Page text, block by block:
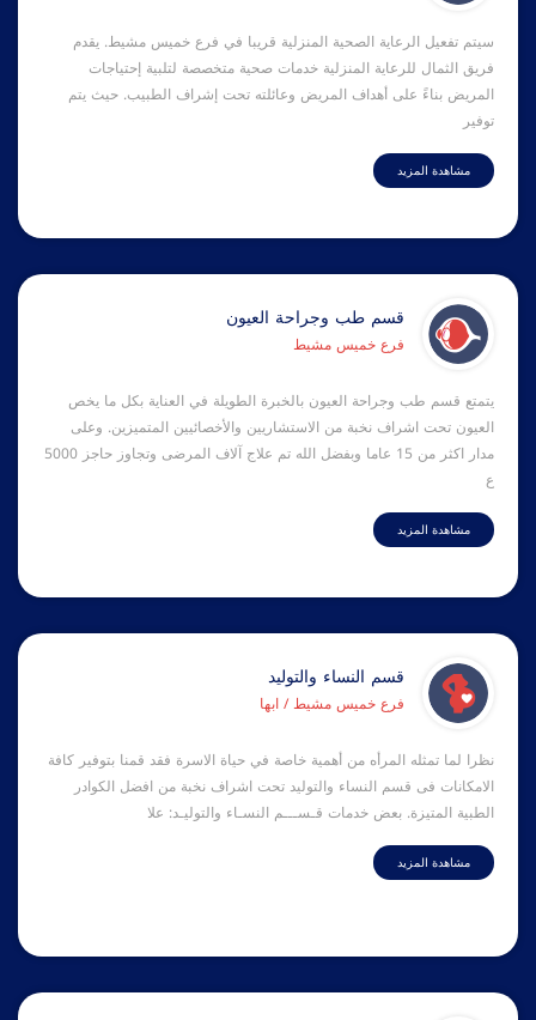
سيتم تفعيل الرعاية الصحية المنزلية قريبا في فرع خميس مشيط. يقدم
فريق الثمال للرعاية المنزلية خدمات صحية متخصصة لتلبية إحتياجات
المريض بناءً على أهداف المريض وعائلته تحت إشراف الطبيب. حيث يتم
توفير
مشاهدة المزيد
قسم طب وجراحة العيون
فرع خميس مشيط
يتمتع قسم طب وجراحة العيون بالخبرة الطويلة في العناية بكل ما يخص
العيون تحت اشراف نخبة من الاستشاريين والأخصائيين المتميزين. وعلى
مدار اكثر من 15 عاما وبفضل الله تم علاج آلاف المرضى وتجاوز حاجز 5000
ع
مشاهدة المزيد
قسم النساء والتوليد
فرع خميس مشيط / ابها
نظرا لما تمثله المرأه من أهمية خاصة في حياة الاسرة فقد قمنا بتوفير كافة
الامكانات فى قسم النساء والتوليد تحت اشراف نخبة من افضل الكوادر
الطبية المتيزة. بعض خدمات قـســـم النسـاء والتوليـد: علا
مشاهدة المزيد